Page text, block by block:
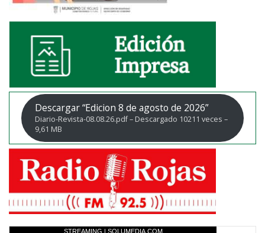
Descargar “Edicion 8 de agosto de 2026”
Diario-Revista-08.08.26.pdf – Descargado 10211 veces –
9,61 MB